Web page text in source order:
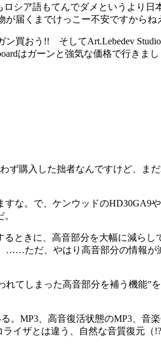
シア語もてんでダメというより日
届くまでけっこー不安ですからね
ン買おう!! そしてArt.Lebedev
はガーンと強気な価格で行きま
購入した拙者なんですけど、ま
。で、ケンウッドのHD30GA9や
ときに、高音部分を大幅に減らし
……ただ、やはり高音部分の情報が
てしまった高音部分を補う機能”
MP3、高音復活状態のMP3、音
ザとは違う、自然な音質復元（